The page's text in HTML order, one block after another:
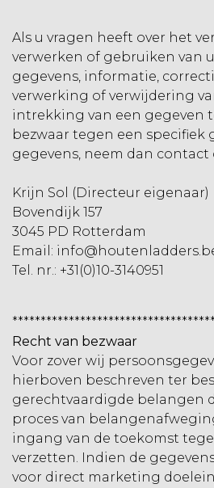
Als u vragen heeft over het
verwerken of gebruiken van
gegevens, informatie,
verwerking of verwijdering
intrekking van een gegeven
bezwaar tegen een specifiek
gegevens, neem dan contact
Krijn Sol (Directeur eigenaar)
Bovendijk 157
3045 PD Rotterdam
Email:
Tel. nr.: +31(0)10-3140951
Recht van bezwaar
Voor zover wij
hierboven beschreven ter
gerechtvaardigde belangen
proces van
ingang van de toekomst
verzetten. Indien de
voor direct marketing